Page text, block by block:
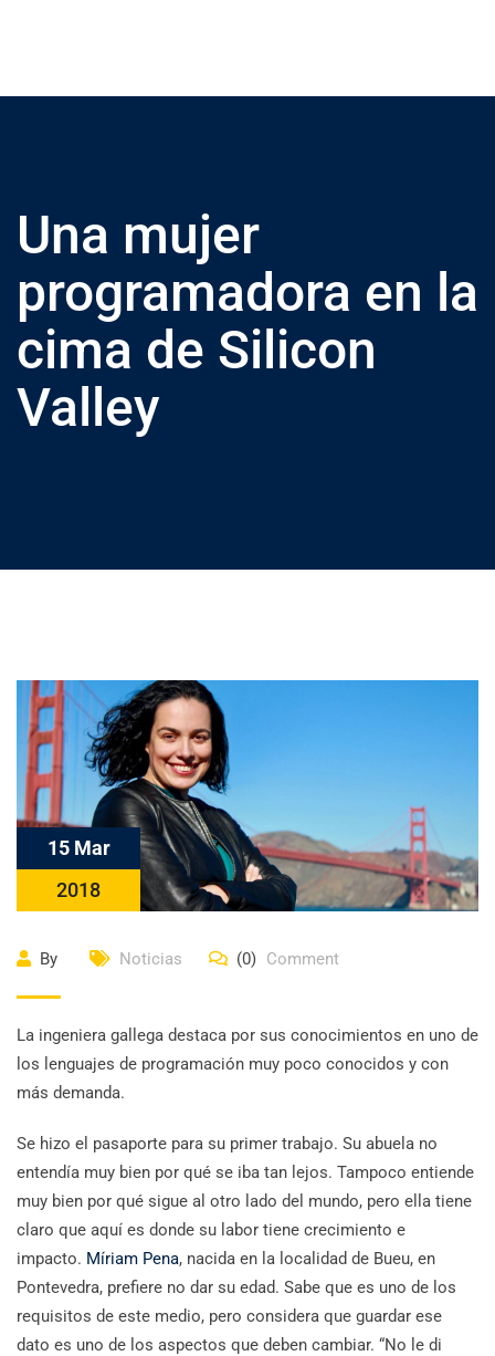
Una mujer
programadora en la
cima de Silicon
Valley
15 Mar
2018
By Noticias (0) Comment
La ingeniera gallega destaca por sus conocimientos en uno de
los lenguajes de programación muy poco conocidos y con
más demanda.
Se hizo el pasaporte para su primer trabajo. Su abuela no
entendía muy bien por qué se iba tan lejos. Tampoco entiende
muy bien por qué sigue al otro lado del mundo, pero ella tiene
claro que aquí es donde su labor tiene crecimiento e
impacto. Míriam Pena, nacida en la localidad de Bueu, en
Pontevedra, prefiere no dar su edad. Sabe que es uno de los
requisitos de este medio, pero considera que guardar ese
dato es uno de los aspectos que deben cambiar. “No le di